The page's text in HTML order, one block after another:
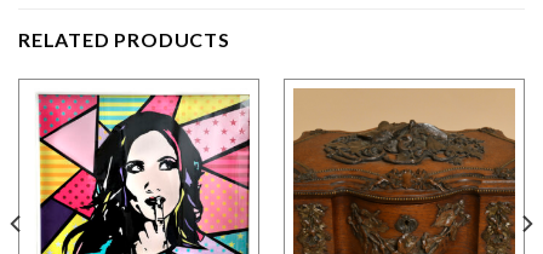
RELATED PRODUCTS